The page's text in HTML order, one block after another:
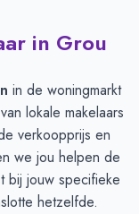
-Afgelopen 3
in Grou
in de woningmarkt
lokale makelaars
verkoopprijs en
we jou helpen de
bij jouw specifieke
hetzelfde.